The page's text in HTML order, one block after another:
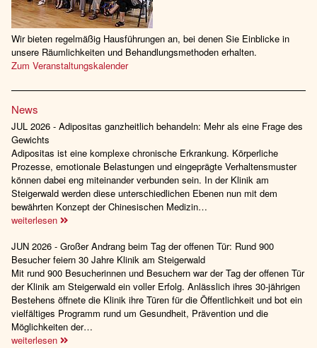
Wir bieten regelmäßig Hausführungen an, bei denen Sie Einblicke in
unsere Räumlichkeiten und Behandlungsmethoden erhalten.
Zum Veranstaltungskalender
News
JUL 2026 - Adipositas ganzheitlich behandeln: Mehr als eine Frage des
Gewichts
Adipositas ist eine komplexe chronische Erkrankung. Körperliche
Prozesse, emotionale Belastungen und eingeprägte Verhaltensmuster
können dabei eng miteinander verbunden sein. In der Klinik am
Steigerwald werden diese unterschiedlichen Ebenen nun mit dem
bewährten Konzept der Chinesischen Medizin…
weiterlesen
JUN 2026 - Großer Andrang beim Tag der offenen Tür: Rund 900
Besucher feiern 30 Jahre Klinik am Steigerwald
Mit rund 900 Besucherinnen und Besuchern war der Tag der offenen Tür
der Klinik am Steigerwald ein voller Erfolg. Anlässlich ihres 30-jährigen
Bestehens öffnete die Klinik ihre Türen für die Öffentlichkeit und bot ein
vielfältiges Programm rund um Gesundheit, Prävention und die
Möglichkeiten der…
weiterlesen